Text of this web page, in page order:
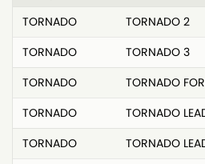
TORNADO
TORNADO 2
TORNADO
TORNADO 3
TORNADO
TORNADO
TORNADO
TORNADO
TORNADO
TORNADO